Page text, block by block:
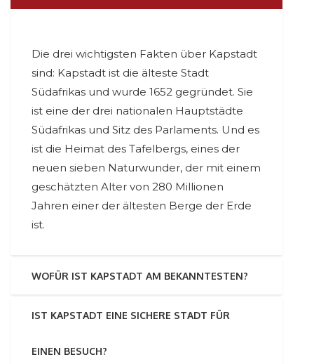
Die drei wichtigsten Fakten über Kapstadt
sind: Kapstadt ist die älteste Stadt
Südafrikas und wurde 1652 gegründet. Sie
ist eine der drei nationalen Hauptstädte
Südafrikas und Sitz des Parlaments. Und es
ist die Heimat des Tafelbergs, eines der
neuen sieben Naturwunder, der mit einem
geschätzten Alter von 280 Millionen
Jahren einer der ältesten Berge der Erde
ist.
WOFÜR IST KAPSTADT AM BEKANNTESTEN?
IST KAPSTADT EINE SICHERE STADT FÜR
EINEN BESUCH?